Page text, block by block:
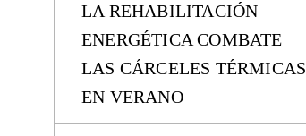
LA REHABILITACIÓN
ENERGÉTICA COMBATE
LAS CÁRCELES TÉRMICAS
EN VERANO